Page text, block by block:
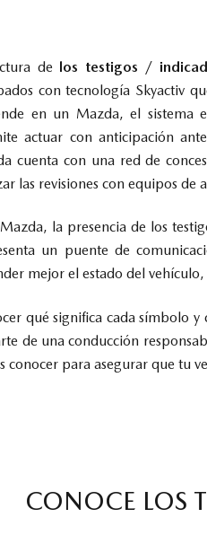
de los testigos /
con tecnología Skyactiv
en un Mazda, el sistema
actuar con anticipación
cuenta con una red de
las revisiones con equipos de
Mazda, la presencia de los
un puente de
mejor el estado del
qué significa cada símbolo
de una conducción
conocer para asegurar que tu
CONOCE LOS